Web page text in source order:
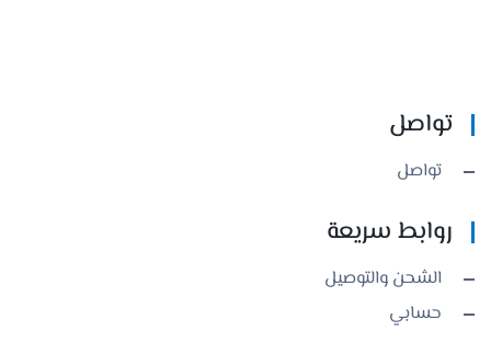
تواصل
تواصل
روابط سريعة
الشحن والتوصيل
حسابي